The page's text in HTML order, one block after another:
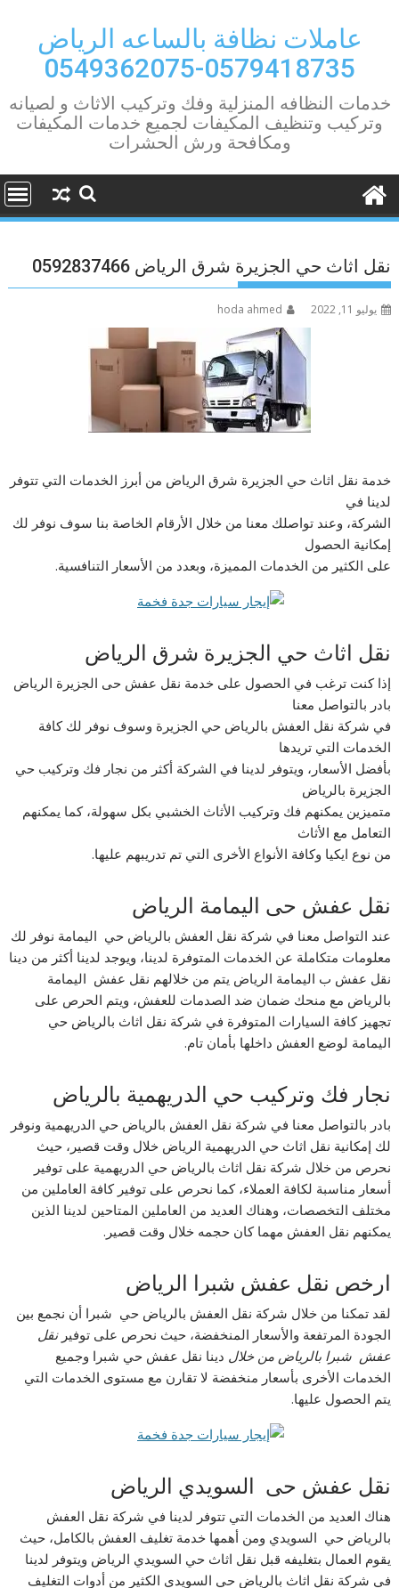
contentعاملات نظافة بالساعه الرياض
0579418735-0549362075
خدمات النظافه المنزلية وفك وتركيب الاثاث و لصيانه
وتركيب وتنظيف المكيفات لجميع خدمات المكيفات
ومكافحة ورش الحشرات
نقل اثاث حي الجزيرة شرق الرياض 0592837466
يوليو 11, 2022 hoda ahmed
خدمة نقل اثاث حي الجزيرة شرق الرياض من أبرز الخدمات التي تتوفر
لدينا في
الشركة، وعند تواصلك معنا من خلال الأرقام الخاصة بنا سوف نوفر لك
إمكانية الحصول
على الكثير من الخدمات المميزة، وبعدد من الأسعار التنافسية.
نقل اثاث حي الجزيرة شرق الرياض
إذا كنت ترغب في الحصول على خدمة نقل عفش حى الجزيرة الرياض
بادر بالتواصل معنا
في شركة نقل العفش بالرياض حي الجزيرة وسوف نوفر لك كافة
الخدمات التي تريدها
بأفضل الأسعار، ويتوفر لدينا في الشركة أكثر من نجار فك وتركيب حي
الجزيرة بالرياض
متميزين يمكنهم فك وتركيب الأثاث الخشبي بكل سهولة، كما يمكنهم
التعامل مع الأثاث
من نوع ايكيا وكافة الأنواع الأخرى التي تم تدريبهم عليها.
نقل عفش حى اليمامة الرياض
عند التواصل معنا في شركة نقل العفش بالرياض حي اليمامة نوفر لك
معلومات متكاملة عن الخدمات المتوفرة لدينا، ويوجد لدينا أكثر من دينا
نقل عفش ب اليمامة الرياض يتم من خلالهم نقل عفش اليمامة
بالرياض مع منحك ضمان ضد الصدمات للعفش، ويتم الحرص على
تجهيز كافة السيارات المتوفرة في شركة نقل اثاث بالرياض حي
اليمامة لوضع العفش داخلها بأمان تام.
نجار فك وتركيب حي الدريهمية بالرياض
بادر بالتواصل معنا في شركة نقل العفش بالرياض حي الدريهمية ونوفر
لك إمكانية نقل اثاث حي الدريهمية الرياض خلال وقت قصير، حيث
نحرص من خلال شركة نقل اثاث بالرياض حي الدريهمية على توفير
أسعار مناسبة لكافة العملاء، كما نحرص على توفير كافة العاملين من
مختلف التخصصات، وهناك العديد من العاملين المتاحين لدينا الذين
يمكنهم نقل العفش مهما كان حجمه خلال وقت قصير.
ارخص نقل عفش شبرا الرياض
لقد تمكنا من خلال شركة نقل العفش بالرياض حي شبرا أن نجمع بين
الجودة المرتفعة والأسعار المنخفضة، حيث نحرص على توفيرنقل
عفش شبرا بالرياض من خلال دينا نقل عفش حي شبرا وجميع
الخدمات الأخرى بأسعار منخفضة لا تقارن مع مستوى الخدمات التي
يتم الحصول عليها.
نقل عفش حى السويدي الرياض
هناك العديد من الخدمات التي تتوفر لدينا في شركة نقل العفش
بالرياض حي السويدي ومن أهمها خدمة تغليف العفش بالكامل، حيث
يقوم العمال بتغليفه قبل نقل اثاث حي السويدي الرياض ويتوفر لدينا
في شركة نقل اثاث بالرياض حي السويدي الكثير من أدوات التغليف